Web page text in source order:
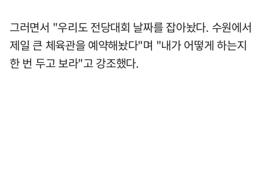
그러면서 "우리도 전당대회 날짜를 잡아놨다. 수원에서
제일 큰 체육관을 예약해놨다"며 "내가 어떻게 하는지
한 번 두고 보라"고 강조했다.